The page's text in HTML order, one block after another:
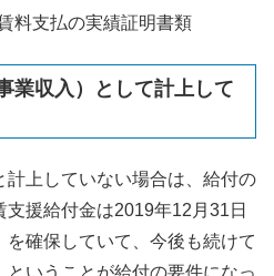
料支払の実績証明書類
業収入）として計上して
計上していない場合は、給付の
援給付金は2019年12月31日
を確保していて、今後も続けて
いうことが給付の要件になっ